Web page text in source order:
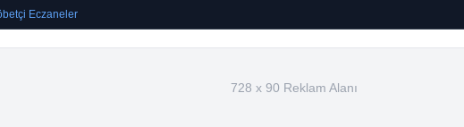
Eczaneler
728 x 90 Reklam Alanı